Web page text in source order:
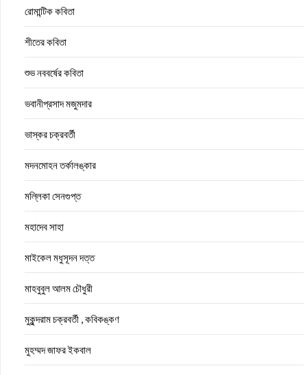
রোমান্টিক কবিতা
শীতের কবিতা
শুভ নববর্ষের কবিতা
ভবানীপ্রসাদ মজুমদার
ভাস্কর চক্রবর্তী
মদনমোহন তর্কালঙ্কার
মল্লিকা সেনগুপ্ত
মহাদেব সাহা
মাইকেল মধুসূদন দত্ত
মাহবুবুল আলম চৌধুরী
মুকুন্দরাম চক্রবর্তী , কবিকঙ্কণ
মুহম্মদ জাফর ইকবাল